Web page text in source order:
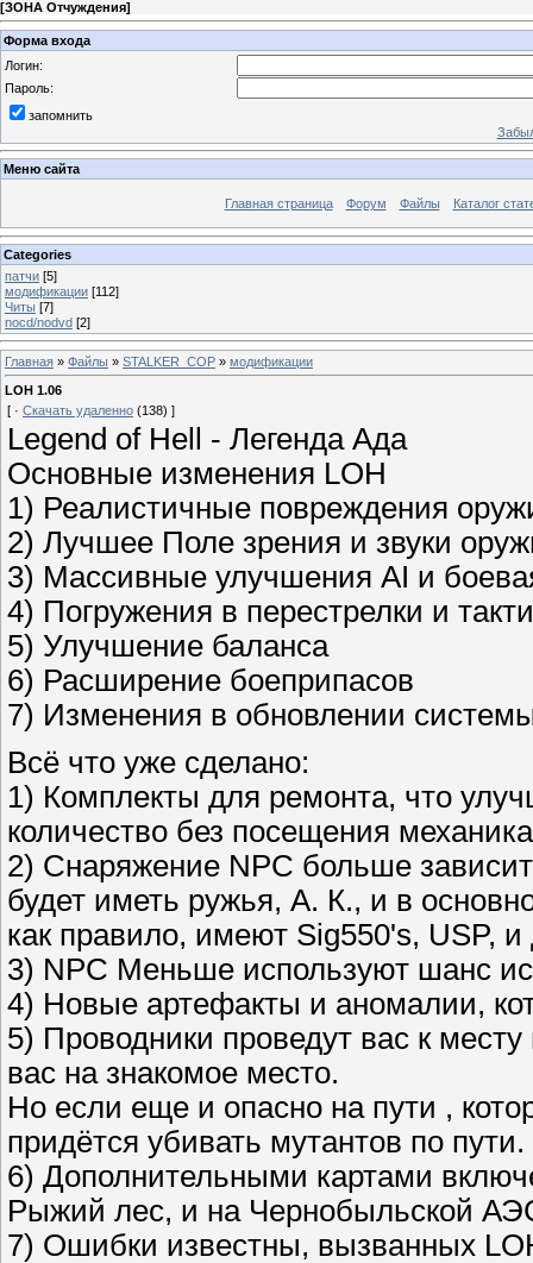
[ЗОНА Отчуждения]
Форма входа
Логин:
Пароль:
запомнить
Меню сайта
Главная страница Форум Файлы Каталог
Categories
патчи [5]
модификации [112]
Читы [7]
nocd/nodvd [2]
Главная » Файлы » STALKER_COP » модификации
LOH 1.06
[ · Скачать удаленно (138) ]
Legend of Hell - Легенда Ада
Основные изменения LOH
1) Реалистичные повреждения
2) Лучшее Поле зрения и звуки
3) Массивные улучшения AI и
4) Погружения в перестрелки и
5) Улучшение баланса
6) Расширение боеприпасов
7) Изменения в обновлении
Всё что уже сделано:
1) Комплекты для ремонта, что
количество без посещения
2) Снаряжение NPC больше
будет иметь ружья, А. К., и в
как правило, имеют Sig550's, USP,
3) NPC Меньше используют шанс
4) Новые артефакты и аномалии,
5) Проводники проведут вас к
вас на знакомое место.
Но если еще и опасно на пути ,
придётся убивать мутантов по пути.
6) Дополнительными картами
Рыжий лес, и на Чернобыльской
7) Ошибки известны, вызванных